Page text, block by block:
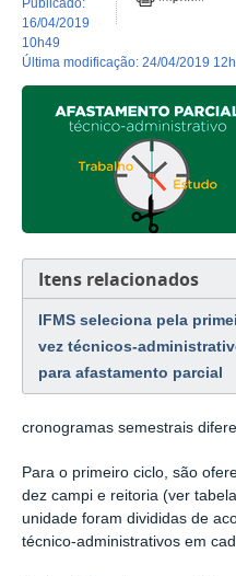
16/04/2019
10h49
última modificação: 24/04/2019
Itens relacionados
IFMS seleciona pela
vez técnicos-
para afastamento parcial
cronogramas semestrais
Para o primeiro ciclo, são
dez campi e reitoria (ver
unidade foram divididas de
técnico-administrativos em